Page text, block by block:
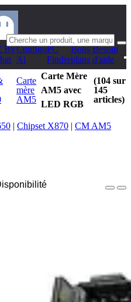
ByConfigo
Ai
PC
Finder
Bons
plans
Besoin
d'aide
Carte
mère
AM5
Carte Mère
AM5 avec
LED RGB
(104 sur
145
articles)
| Chipset X870 | CM AM5